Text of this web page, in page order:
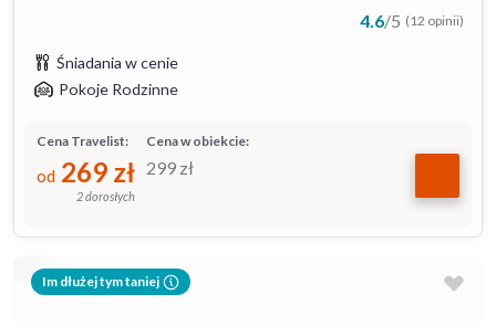
4.6/5 (12 opinii)
Śniadania w cenie
Pokoje Rodzinne
Cena w obiekcie:
299 zł
Cena Travelist:
od 269 zł
2 dorosłych
Im dłużej tym taniej